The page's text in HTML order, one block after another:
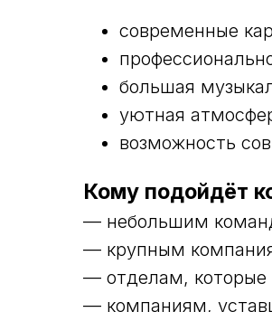
современные
большая
уютная
возможность
Кому подойдёт
— небольшим
— крупным
— отделам, которые
— компаниям,